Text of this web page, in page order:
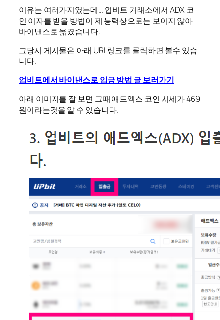
이유는 여러가지였는데… 업비트 거래소에서 ADX 코
인 이자를 받을 방법이 제 능력상으로는 보이지 않아
바이낸스로 옮겼습니다.
그당시 게시물은 아래 URL링크를 클릭하면 볼수 있습
니다.
업비트에서 바이낸스로 입금 방법 글 보러가기
아래 이미지를 잘 보면 그때 애드엑스 코인 시세가 469
원이라는것을 알 수 있습니다.